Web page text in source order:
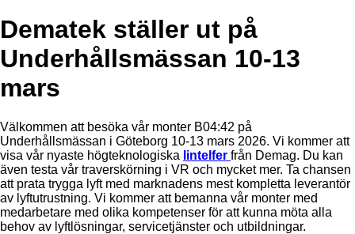
Dematek ställer ut på
Underhållsmässan 10-13
mars
Välkommen att besöka vår monter B04:42 på
Underhållsmässan i Göteborg 10-13 mars 2026. Vi kommer att
visa vår nyaste högteknologiska lintelfer från Demag. Du kan
även testa vår traverskörning i VR och mycket mer. Ta chansen
att prata trygga lyft med marknadens mest kompletta leverantör
av lyftutrustning. Vi kommer att bemanna vår monter med
medarbetare med olika kompetenser för att kunna möta alla
behov av lyftlösningar, servicetjänster och utbildningar.